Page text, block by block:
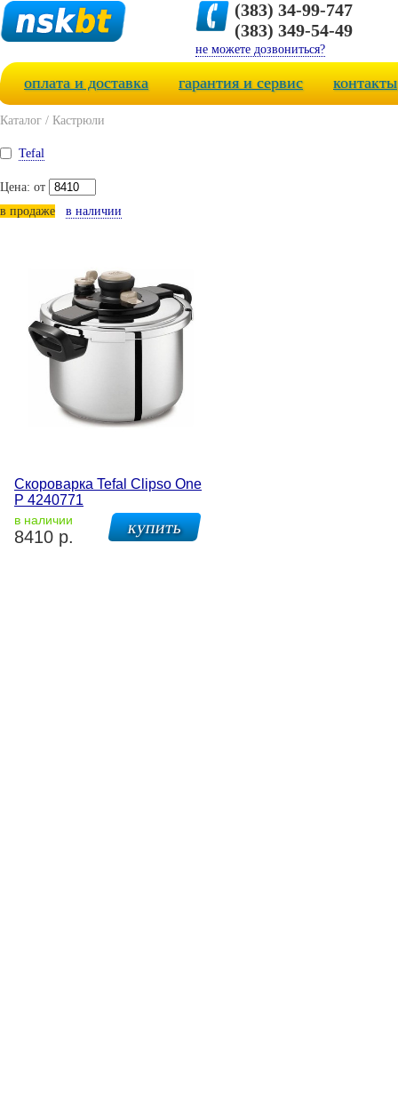
(383) 34-99-747
(383) 349-54-49
не можете дозвониться?
оплата и доставка гарантия и сервис контакты
Каталог / Кастрюли
Tefal
Цена: от
в продаже
в наличии
Скороварка Tefal Clipso One
P 4240771
в наличии
8410 р.